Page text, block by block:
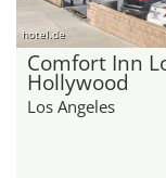
hotel.de
Comfort Inn
Hollywood
Los Angeles